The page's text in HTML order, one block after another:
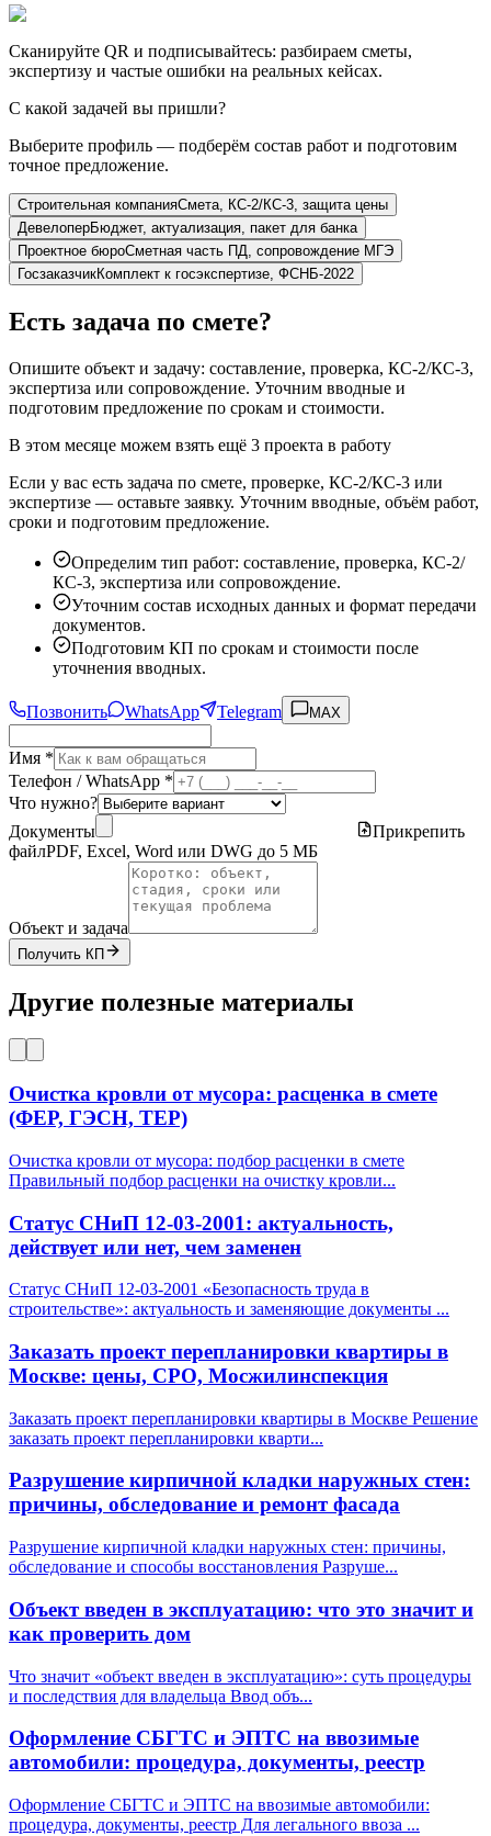
Сканируйте QR и подписывайтесь: разбираем сметы,
экспертизу и частые ошибки на реальных кейсах.
С какой задачей вы пришли?
Выберите профиль — подберём состав работ и подготовим
точное предложение.
Строительная компанияСмета, КС-2/КС-3, защита цены
ДевелоперБюджет, актуализация, пакет для банка
Проектное бюроСметная часть ПД, сопровождение МГЭ
ГосзаказчикКомплект к госэкспертизе, ФСНБ-2022
Есть задача по смете?
Опишите объект и задачу: составление, проверка, КС-2/КС-3,
экспертиза или сопровождение. Уточним вводные и
подготовим предложение по срокам и стоимости.
В этом месяце можем взять ещё 3 проекта в работу
Если у вас есть задача по смете, проверке, КС-2/КС-3 или
экспертизе — оставьте заявку. Уточним вводные, объём работ,
сроки и подготовим предложение.
Определим тип работ: составление, проверка, КС-2/
КС-3, экспертиза или сопровождение.
Уточним состав исходных данных и формат передачи
документов.
Подготовим КП по срокам и стоимости после
уточнения вводных.
Позвонить WhatsApp Telegram MAX
Имя *
Телефон / WhatsApp *
Что нужно?
Документы
Прикрепить
файлPDF, Excel, Word или DWG до 5 МБ
Объект и задача
Получить КП
Другие полезные материалы
Очистка кровли от мусора: расценка в смете
(ФЕР, ГЭСН, ТЕР)
Очистка кровли от мусора: подбор расценки в смете
Правильный подбор расценки на очистку кровли...
Статус СНиП 12-03-2001: актуальность,
действует или нет, чем заменен
Статус СНиП 12-03-2001 «Безопасность труда в
строительстве»: актуальность и заменяющие документы ...
Заказать проект перепланировки квартиры в
Москве: цены, СРО, Мосжилинспекция
Заказать проект перепланировки квартиры в Москве Решение
заказать проект перепланировки кварти...
Разрушение кирпичной кладки наружных стен:
причины, обследование и ремонт фасада
Разрушение кирпичной кладки наружных стен: причины,
обследование и способы восстановления Разруше...
Объект введен в эксплуатацию: что это значит и
как проверить дом
Что значит «объект введен в эксплуатацию»: суть процедуры
и последствия для владельца Ввод объ...
Оформление СБГТС и ЭПТС на ввозимые
автомобили: процедура, документы, реестр
Оформление СБГТС и ЭПТС на ввозимые автомобили:
процедура, документы, реестр Для легального ввоза ...